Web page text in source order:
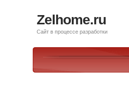
Zelhome.ru
Сайт в процессе разработки